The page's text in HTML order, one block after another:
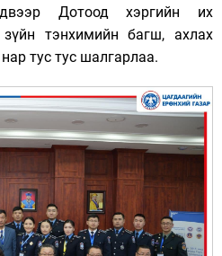
Дотоод хэргийн их
тэнхимийн багш, ахлах
тус тус шалгарлаа.